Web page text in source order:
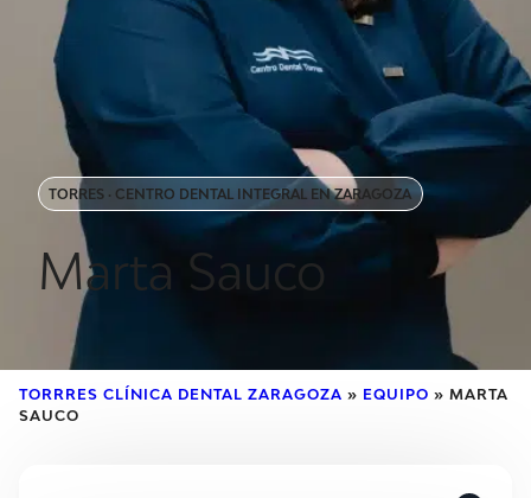
TORRES · CENTRO DENTAL INTEGRAL EN ZARAGOZA
Marta Sauco
TORRRES CLÍNICA DENTAL ZARAGOZA » EQUIPO » MARTA
SAUCO